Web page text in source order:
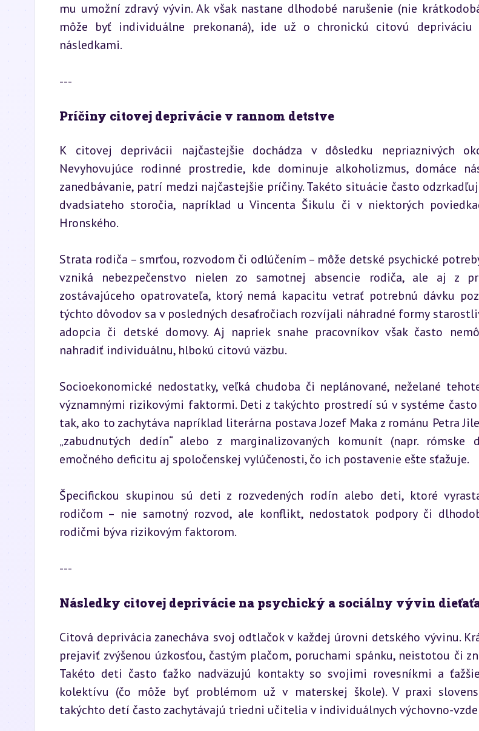
mu umožní zdravý vývin. Ak však nastane dlhodobé narušenie (nie
môže byť individuálne prekonaná), ide už o chronickú citovú depriváciu
následkami.
---
Príčiny citovej deprivácie v rannom detstve
K citovej deprivácii najčastejšie dochádza v dôsledku nepriaznivých
Nevyhovujúce rodinné prostredie, kde dominuje alkoholizmus, domáce
zanedbávanie, patrí medzi najčastejšie príčiny. Takéto situácie často
dvadsiateho storočia, napríklad u Vincenta Šikulu či v niektorých
Hronského.
Strata rodiča – smrťou, rozvodom či odlúčením – môže detské psychické
vzniká nebezpečenstvo nielen zo samotnej absencie rodiča, ale aj z
zostávajúceho opatrovateľa, ktorý nemá kapacitu vetrať potrebnú dávku
týchto dôvodov sa v posledných desaťročiach rozvíjali náhradné formy
adopcia či detské domovy. Aj napriek snahe pracovníkov však často
nahradiť individuálnu, hlbokú citovú väzbu.
Socioekonomické nedostatky, veľká chudoba či neplánované, neželané
významnými rizikovými faktormi. Deti z takýchto prostredí sú v systéme
tak, ako to zachytáva napríklad literárna postava Jozef Maka z románu Petra
„zabudnutých dedín“ alebo z marginalizovaných komunít (napr. rómske
emočného deficitu aj spoločenskej vylúčenosti, čo ich postavenie ešte sťažuje.
Špecifickou skupinou sú deti z rozvedených rodín alebo deti, ktoré
rodičom – nie samotný rozvod, ale konflikt, nedostatok podpory či
rodičmi býva rizikovým faktorom.
---
Následky citovej deprivácie na psychický a sociálny vývin
Citová deprivácia zanecháva svoj odtlačok v každej úrovni detského vývinu.
prejaviť zvýšenou úzkosťou, častým plačom, poruchami spánku, neistotou či
Takéto deti často ťažko nadväzujú kontakty so svojimi rovesníkmi a
kolektívu (čo môže byť problémom už v materskej škole). V praxi
takýchto detí často zachytávajú triedni učitelia v individuálnych výchovno-